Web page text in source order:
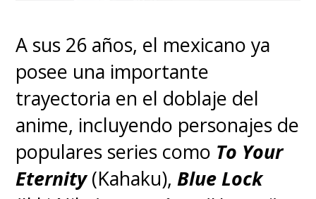
A sus 26 años, el mexicano ya
posee una importante
trayectoria en el doblaje del
anime, incluyendo personajes de
populares series como To Your
Eternity(Kahaku),Blue Lock